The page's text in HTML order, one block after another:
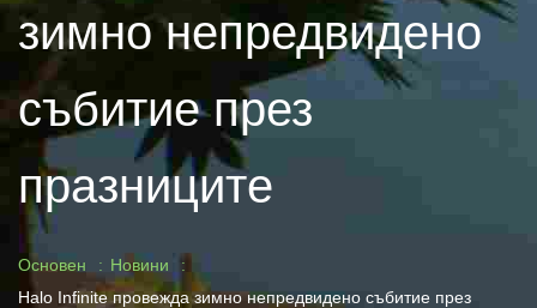
зимно непредвидено
събитие през
празниците
Основен
Новини
Halo Infinite провежда зимно непредвидено събитие през